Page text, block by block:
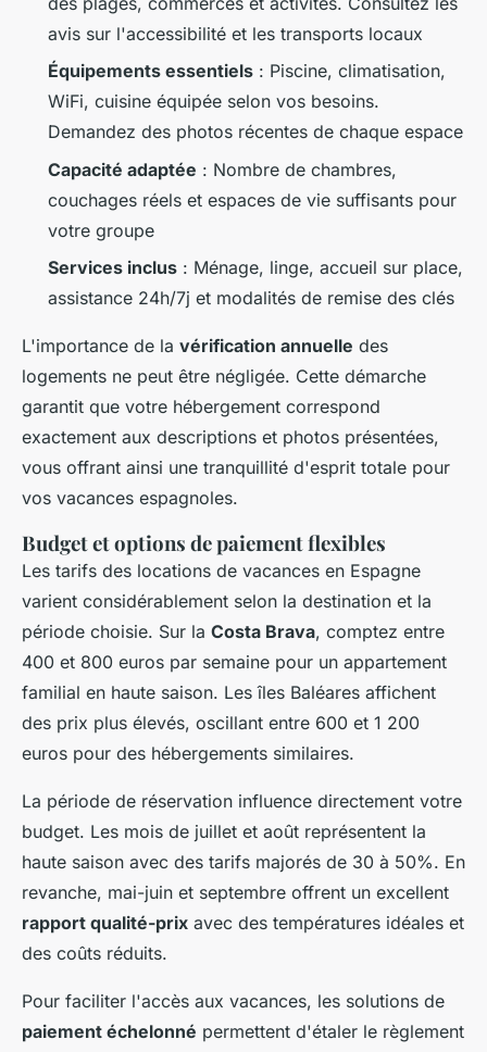
avis sur l'accessibilité et les transports locaux
Équipements essentiels : Piscine, climatisation,
WiFi, cuisine équipée selon vos besoins.
Demandez des photos récentes de chaque espace
Capacité adaptée : Nombre de chambres,
couchages réels et espaces de vie suffisants pour
votre groupe
Services inclus : Ménage, linge, accueil sur place,
assistance 24h/7j et modalités de remise des clés
L'importance de la vérification annuelle des
logements ne peut être négligée. Cette démarche
garantit que votre hébergement correspond
exactement aux descriptions et photos présentées,
vous offrant ainsi une tranquillité d'esprit totale pour
vos vacances espagnoles.
Budget et options de paiement flexibles
Les tarifs des locations de vacances en Espagne
varient considérablement selon la destination et la
période choisie. Sur la Costa Brava, comptez entre
400 et 800 euros par semaine pour un appartement
familial en haute saison. Les îles Baléares affichent
des prix plus élevés, oscillant entre 600 et 1 200
euros pour des hébergements similaires.
La période de réservation influence directement votre
budget. Les mois de juillet et août représentent la
haute saison avec des tarifs majorés de 30 à 50%. En
revanche, mai-juin et septembre offrent un excellent
rapport qualité-prix avec des températures idéales et
des coûts réduits.
Pour faciliter l'accès aux vacances, les solutions de
paiement échelonné permettent d'étaler le règlement